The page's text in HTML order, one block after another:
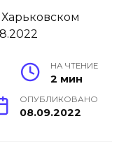
НА ЧТЕНИЕ
2 мин
ОПУБЛИКОВАНО
08.09.2022